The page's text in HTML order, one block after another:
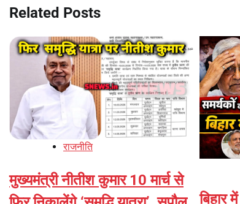
Related Posts
राजनीति
मुख्यमंत्री नीतीश कुमार 10 मार्च से
बिहार